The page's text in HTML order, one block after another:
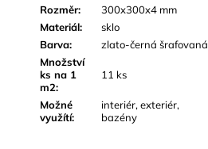
Rozměr:
300x300x4 mm
Materiál:
sklo
Barva:
zlato-černá šrafovaná
Množství
ks na 1
m2:
11 ks
Možné
využítí:
interiér, exteriér,
bazény